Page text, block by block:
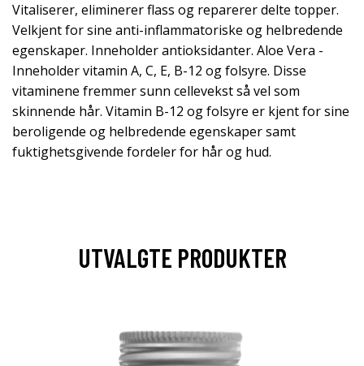
Vitaliserer, eliminerer flass og reparerer delte topper.
Velkjent for sine anti-inflammatoriske og helbredende
egenskaper. Inneholder antioksidanter. Aloe Vera -
Inneholder vitamin A, C, E, B-12 og folsyre. Disse
vitaminene fremmer sunn cellevekst så vel som
skinnende hår. Vitamin B-12 og folsyre er kjent for sine
beroligende og helbredende egenskaper samt
fuktighetsgivende fordeler for hår og hud.
UTVALGTE PRODUKTER